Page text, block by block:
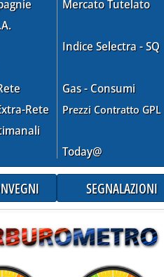
Rete
Mercato Tutelato
Indice Selectra - SQ
Gas - Consumi
Prezzi Contratto GPL
Today@
SEGNALAZIONI